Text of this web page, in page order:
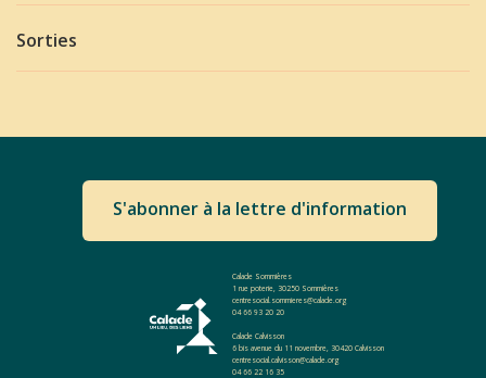
Sorties
S'abonner à la lettre d'information
Calade Sommières
1 rue poterie, 30250 Sommières
centresocial.sommieres@calade.org
04 66 93 20 20
Calade Calvisson
6 bis avenue du 11 novembre, 30420 Calvisson
centresocial.calvisson@calade.org
04 66 22 16 35